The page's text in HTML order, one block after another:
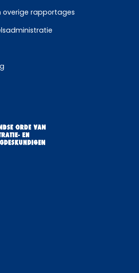
overige rapportages